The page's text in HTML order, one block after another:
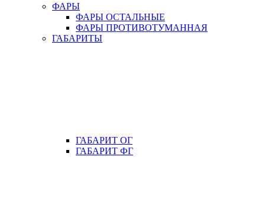
ФАРЫ
ФАРЫ ОСТАЛЬНЫЕ
ФАРЫ ПРОТИВОТУМАННАЯ
ГАБАРИТЫ
ГАБАРИТ ОГ
ГАБАРИТ ФГ